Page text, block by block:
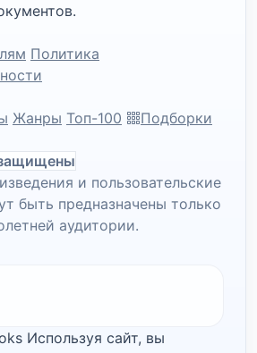
Политика
Жанры Топ-100
Подборки
и пользовательские
быть предназначены только
аудитории.
Используя сайт, вы